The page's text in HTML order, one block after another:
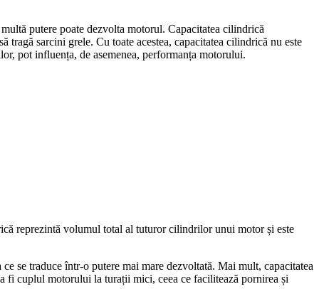
putere poate dezvolta motorul. Capacitatea cilindrică
tragă sarcini grele. Cu toate acestea, capacitatea cilindrică nu este
pot influența, de asemenea, performanța motorului.
reprezintă volumul total al tuturor cilindrilor unui motor și este
se traduce într-o putere mai mare dezvoltată. Mai mult, capacitatea
fi cuplul motorului la turații mici, ceea ce facilitează pornirea și